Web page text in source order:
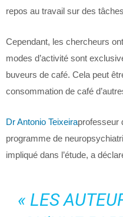
repos au travail sur des
Cependant, les chercheurs
modes d’activité sont
buveurs de café. Cela peut
consommation de café
Dr Antonio Teixeiraprofesseur
programme de
impliqué dans l’étude, a
« LES